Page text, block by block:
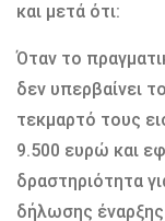
και μετά ότι:
Όταν το
δεν υπερβαίνει
τεκμαρτό τους
9.500 ευρώ και
δραστηριότητα
δήλωσης έναρξης